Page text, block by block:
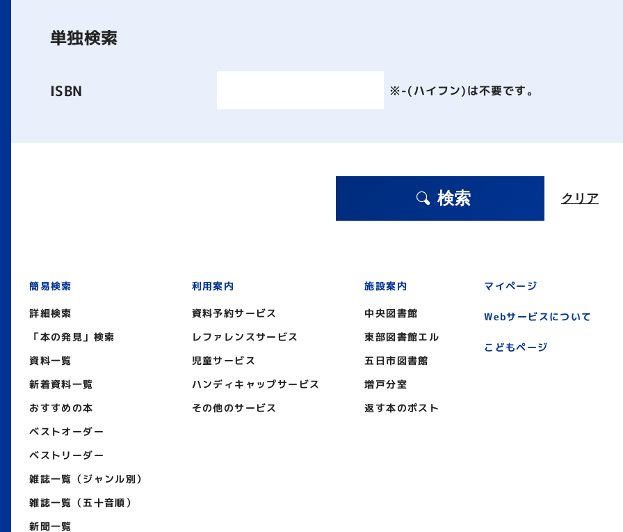
単独検索
ISBN ※-(ハイフン)は不要です。
検索 クリア
簡易検索
詳細検索
「本の発見」検索
資料一覧
新着資料一覧
おすすめの本
ベストオーダー
ベストリーダー
雑誌一覧（ジャンル別）
雑誌一覧（五十音順）
新聞一覧
利用案内
資料予約サービス
レファレンスサービス
児童サービス
ハンディキャップサービス
その他のサービス
施設案内
中央図書館
東部図書館エル
五日市図書館
増戸分室
返す本のポスト
マイページ
Webサービスについて
こどもページ